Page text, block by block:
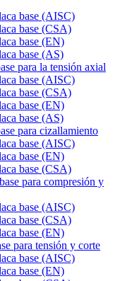
base (AISC)
base (CSA)
base (EN)
base (AS)
para la tensión axial
base (AISC)
base (CSA)
base (EN)
base (AS)
para cizallamiento
base (AISC)
base (EN)
base (CSA)
para compresión y
base (AISC)
base (CSA)
base (EN)
para tensión y corte
base (AISC)
base (EN)